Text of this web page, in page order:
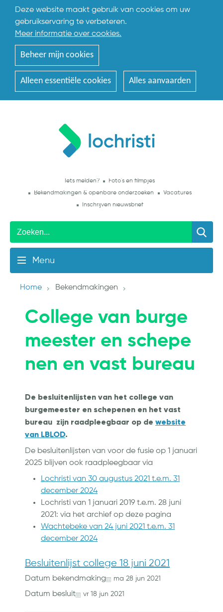
Deze website maakt gebruik van cookies om uw
gebruikservaring te verbeteren.
Meer informatie over cookies.
Beheer mijn cookies
Alleen essentiële cookies Alles aanvaarden
Iets melden?
Foto's en filmpjes
Bekendmakingen & openbare onderzoeken
Vacatures
Inschrijven nieuwsbrief
Menu
Home Bekendmakingen
College van burge
meester en schepe
nen en vast bureau
De besluitenlijsten van het college van
burgemeester en schepenen en het vast
bureau zijn raadpleegbaar op de website
van LBLOD.
De besluitenlijsten van voor de fusie op 1 januari
2025 blijven ook raadpleegbaar via
Lochristi van 30 augustus 2021 t.e.m. 31
december 2024
Lochristi van 1 januari 2019 t.e.m. 28 juni
2021: via het archief op deze pagina
Wachtebeke van 24 juni 2021 t.e.m. 31
december 2024
Besluitenlijst college 18 juni 2021
Datum bekendmaking ma 28 jun 2021
Datum besluit vr 18 jun 2021